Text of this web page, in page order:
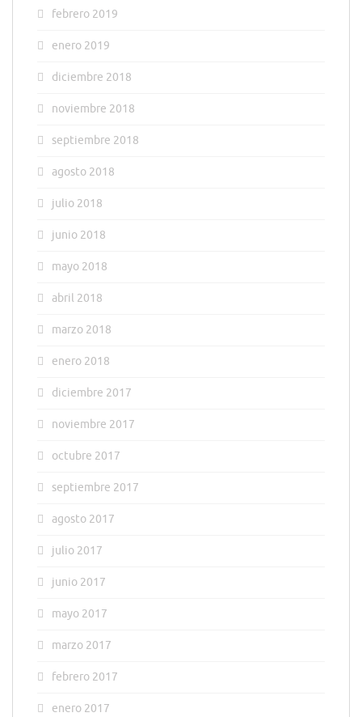
febrero 2019
enero 2019
diciembre 2018
noviembre 2018
septiembre 2018
agosto 2018
julio 2018
junio 2018
mayo 2018
abril 2018
marzo 2018
enero 2018
diciembre 2017
noviembre 2017
octubre 2017
septiembre 2017
agosto 2017
julio 2017
junio 2017
mayo 2017
marzo 2017
febrero 2017
enero 2017